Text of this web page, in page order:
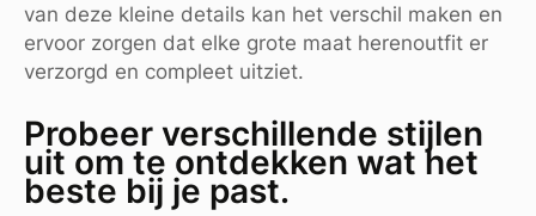
van deze kleine details kan het verschil maken en
ervoor zorgen dat elke grote maat herenoutfit er
verzorgd en compleet uitziet.
Probeer verschillende stijlen
uit om te ontdekken wat het
beste bij je past.